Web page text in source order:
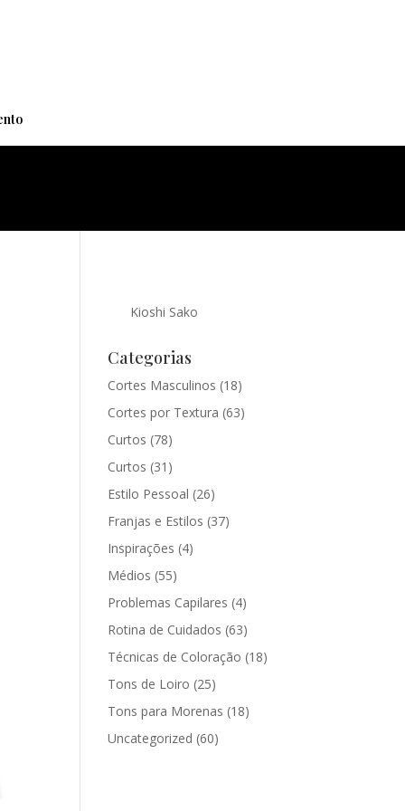
Kioshi Sako
Categorias
Cortes Masculinos (18)
Cortes por Textura (63)
Curtos (78)
Curtos (31)
Estilo Pessoal (26)
Franjas e Estilos (37)
Inspirações (4)
Médios (55)
Problemas Capilares (4)
Rotina de Cuidados (63)
Técnicas de Coloração (18)
Tons de Loiro (25)
Tons para Morenas (18)
Uncategorized (60)